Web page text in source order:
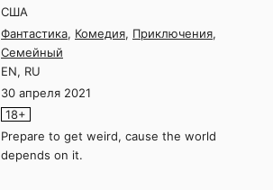
США
Фантастика, Комедия, Приключения,
Семейный
EN, RU
30 апреля 2021
18+
Prepare to get weird, cause the world
depends on it.